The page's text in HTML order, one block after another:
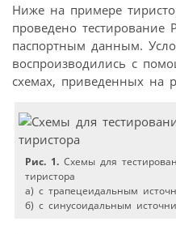
Ниже на примере
проведено тестирование
паспортным данным.
воспроизводились с
схемах, приведенных на
Рис. 1. Схемы для
тиристора
а) с трапецеидальным
б) с синусоидальным